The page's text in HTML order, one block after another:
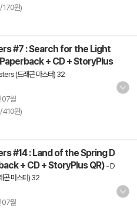
170원)
#7 : Search for the Light
+ CD + StoryPlus
(드래곤 마스터) 32
07월
410원)
#14 : Land of the Spring D
+ CD + StoryPlus QR) -D
마스터) 32
07월